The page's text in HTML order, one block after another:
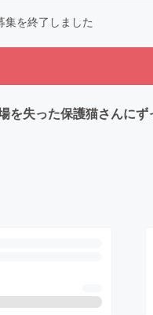
集を終了しました
失った保護猫さんに